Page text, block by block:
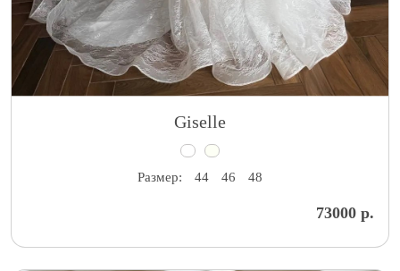
Giselle
Размер: 44 46 48
73000 р.